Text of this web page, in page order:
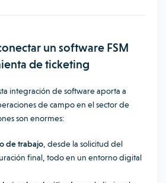
un software FSM
de ticketing
integración de software aporta a
de campo en el sector de
son enormes:
de trabajo , desde la solicitud del
final, todo en un entorno digital